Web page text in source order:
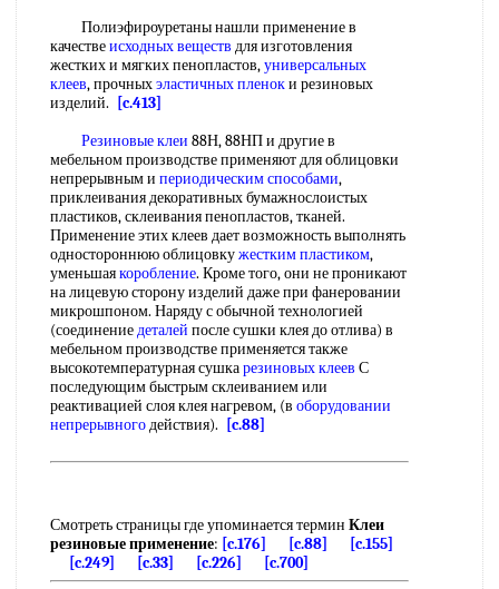
Полиэфироуретаны нашли применение в
качествеисходных веществ для изготовления
жестких и мягких пенопластов,универсальных
клеев, прочныхэластичных пленоки резиновых
изделий.
[c.413]
Резиновые клеи 88Н, 88НП и другие в
мебельном производстве применяют для облицовки
непрерывным и периодическим способами,
приклеивания декоративных бумажнослоистых
пластиков, склеивания пенопластов, тканей.
Применение этих клеев дает возможность выполнять
одностороннюю облицовкужестким пластиком,
уменьшаякоробление. Кроме того, они не проникают
на лицевую сторону изделий даже при фанеровании
микрошпоном. Наряду с обычной технологией
(соединениедеталей после сушки клея до отлива) в
мебельном производстве применяется также
высокотемпературная сушкарезиновых клеев С
последующим быстрым склеиванием или
реактивацией слоя клея нагревом, (в оборудовании
непрерывногодействия). [c.88]
Смотреть страницы где упоминается термин Клеи
резиновые применение: [c.176] [c.88]
[c.155]
[c.249]
[c.33] [c.226] [c.700]